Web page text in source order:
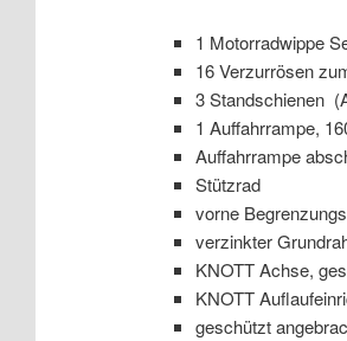
1 Motorradwippe
16 Verzurrösen
3 Standschienen
1 Auffahrrampe,
Auffahrrampe
Stützrad
vorne
verzinkter
KNOTT Achse,
KNOTT
geschützt